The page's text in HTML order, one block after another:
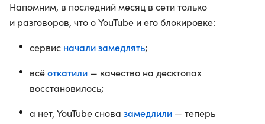
Напомним, в последний месяц в сети только
и разговоров, что о YouTube и его блокировке:
сервис начали замедлять;
всёоткатили — качество на десктопах
восстановилось;
а нет, YouTube снова замедлили — теперь